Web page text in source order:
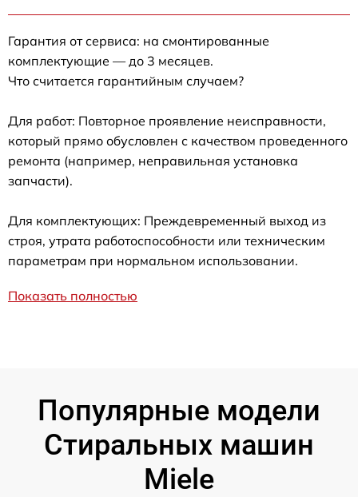
Гарантия от сервиса: на смонтированные
комплектующие — до 3 месяцев.
Что считается гарантийным случаем?
Для работ: Повторное проявление неисправности,
который прямо обусловлен с качеством проведенного
ремонта (например, неправильная установка
запчасти).
Для комплектующих: Преждевременный выход из
строя, утрата работоспособности или техническим
параметрам при нормальном использовании.
Показать полностью
Популярные модели
Стиральных машин
Miele